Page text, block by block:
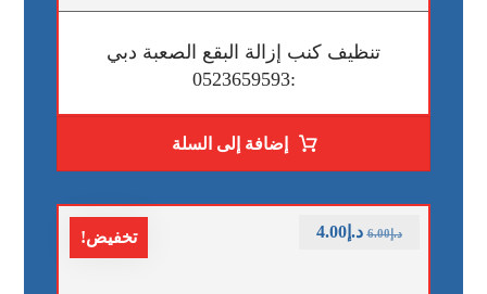
تنظيف كنب إزالة البقع الصعبة دبي
:0523659593
إضافة إلى السلة
تخفيض! د.إ6.00 د.إ4.00